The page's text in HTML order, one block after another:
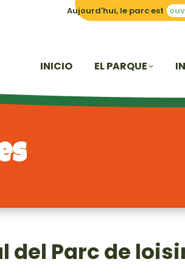
Aujourd'hui, le parc est
INICIO EL PARQUE
del Parc de